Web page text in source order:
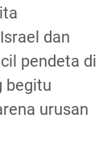
dan
pendeta di
begitu
urusan